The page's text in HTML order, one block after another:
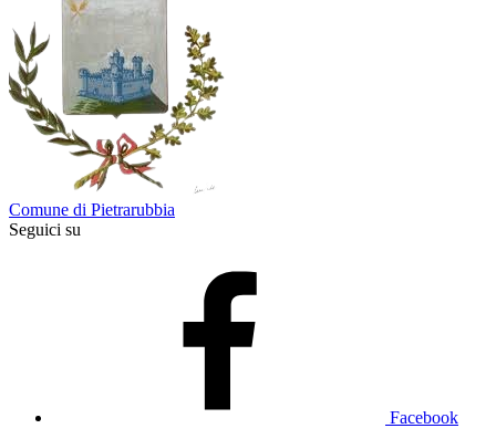
Comune di Pietrarubbia
Seguici su
Facebook